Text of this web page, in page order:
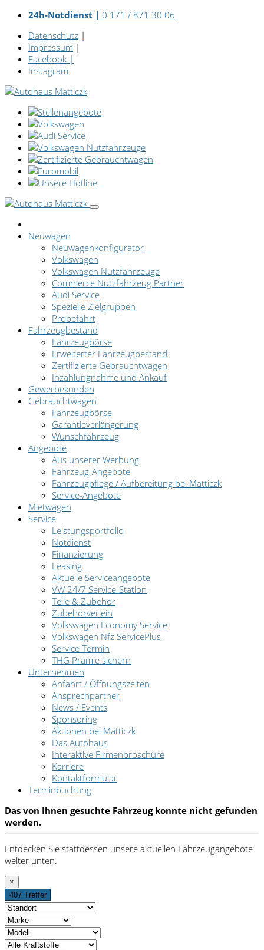
24h-Notdienst | 0 171 / 871 30 06
Datenschutz |
Impressum |
Facebook |
Instagram
Neuwagen
Neuwagenkonfigurator
Volkswagen
Volkswagen Nutzfahrzeuge
Commerce Nutzfahrzeug Partner
Audi Service
Spezielle Zielgruppen
Probefahrt
Fahrzeugbestand
Fahrzeugbörse
Erweiterter Fahrzeugbestand
Zertifizierte Gebrauchtwagen
Inzahlungnahme und Ankauf
Gewerbekunden
Gebrauchtwagen
Fahrzeugbörse
Garantieverlängerung
Wunschfahrzeug
Angebote
Aus unserer Werbung
Fahrzeug-Angebote
Fahrzeugpflege / Aufbereitung bei Matticzk
Service-Angebote
Mietwagen
Service
Leistungsportfolio
Notdienst
Finanzierung
Leasing
Aktuelle Serviceangebote
VW 24/7 Service-Station
Teile & Zubehör
Zubehörverleih
Volkswagen Economy Service
Volkswagen Nfz ServicePlus
Service Termin
THG Prämie sichern
Unternehmen
Anfahrt / Öffnungszeiten
Ansprechpartner
News / Events
Sponsoring
Aktionen bei Matticzk
Das Autohaus
Interaktive Firmenbroschüre
Karriere
Kontaktformular
Terminbuchung
Das von Ihnen gesuchte Fahrzeug konnte nicht gefunden
werden.
Entdecken Sie stattdessen unsere aktuellen Fahrzeugangebote
weiter unten.
×
407 Treffer